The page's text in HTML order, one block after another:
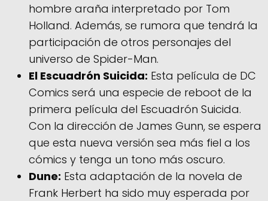
hombre araña interpretado por Tom
Holland. Además, se rumora que tendrá la
participación de otros personajes del
universo de Spider-Man.
El Escuadrón Suicida: Esta película de DC
Comics será una especie de reboot de la
primera película del Escuadrón Suicida.
Con la dirección de James Gunn, se espera
que esta nueva versión sea más fiel a los
cómics y tenga un tono más oscuro.
Dune: Esta adaptación de la novela de
Frank Herbert ha sido muy esperada por